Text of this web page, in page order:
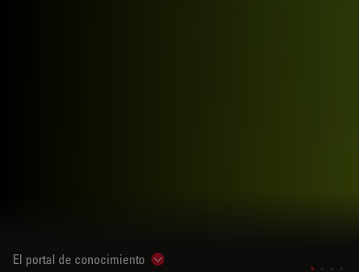
El portal de conocimiento Show subnavigation